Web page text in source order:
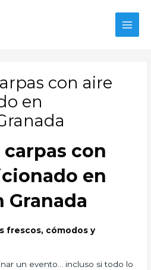
con aire
en
con
en
frescos, cómodos y
un evento… incluso si todo lo